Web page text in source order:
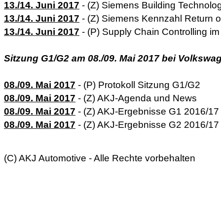
13./14. Juni 2017 - (Z) Siemens Building
13./14. Juni 2017 - (Z) Siemens Kennzahl Return
13./14. Juni 2017 - (P) Supply Chain Controlling
Sitzung G1/G2 am 08./09. Mai 2017 bei
08./09. Mai 2017 - (P) Protokoll Sitzung G1/G2
08./09. Mai 2017 - (Z) AKJ-Agenda und News
08./09. Mai 2017 - (Z) AKJ-Ergebnisse G1 2016/17
08./09. Mai 2017 - (Z) AKJ-Ergebnisse G2 2016/17
(C) AKJ Automotive - Alle Rechte vorbehalten